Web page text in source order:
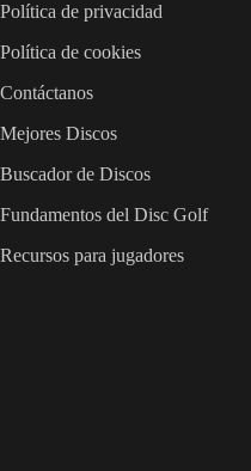
Política de privacidad
Política de cookies
Contáctanos
Mejores Discos
Buscador de Discos
Fundamentos del Disc Golf
Recursos para jugadores